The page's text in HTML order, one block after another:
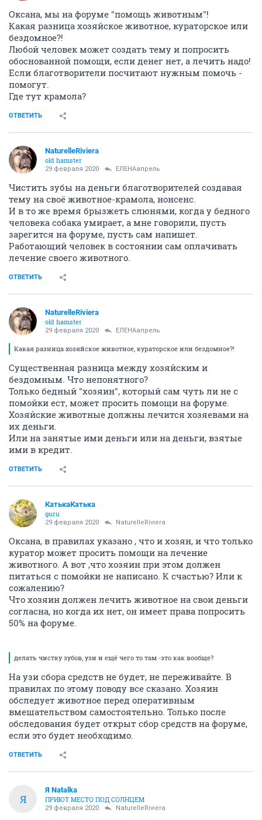
Оксана, мы на форуме "помощь животным"!
Какая разница хозяйское животное, кураторское или
бездомное?!
Любой человек может создать тему и попросить
обоснованной помощи, если денег нет, а лечить надо!
Если благотворители посчитают нужным помочь -
помогут.
Где тут крамола?
ОТВЕТИТЬ
NaturelleRiviera
old hamster
29 февраля 2020 ЕЛЕНАапрель
Чистить зубы на деньги благотворителей создавая
тему на своё животное-крамола, нонсенс.
И в то же время брызжеть слюнями, когда у бедного
человека собака умирает, а мне говорили, пусть
зарегится на форуме, пусть сам напишет.
Работающий человек в состоянии сам оплачивать
лечение своего животного.
ОТВЕТИТЬ
NaturelleRiviera
old hamster
29 февраля 2020 ЕЛЕНАапрель
Какая разница хозяйское животное, кураторское или бездомное?!
Существенная разница между хозяйским и
бездомным. Что непонятного?
Только бедный "хозяин", который сам чуть ли не с
помойки ест, может просить помощи на форуме.
Хозяйские животные должны лечится хозяевами на
их деньги.
Или на занятые ими деньги или на деньги, взятые
ими в кредит.
ОТВЕТИТЬ
КатькаКатька
guru
29 февраля 2020 NaturelleRiviera
Оксана, в правилах указано , что и хозян, и что только
куратор может просить помощи на лечение
животного. А вот ,что хозяин при этом должен
питаться с помойки не написано. К счастью? Или к
сожалению?
Что хозяин должен лечить животное на свои деньги
согласна, но когда их нет, он имеет права попросить
50% на форуме.
делать чистку зубов, узи и ещё чего то там -это как вообще?
На узи сбора средств не будет, не переживайте. В
правилах по этому поводу все сказано. Хозяин
обследует животное перед оперативным
вмешательством самостоятельно. Только после
обследования будет открыт сбор средств на форуме,
если это будет необходимо.
ОТВЕТИТЬ
Я
Я Natalka
ПРИЮТ МЕСТО ПОД СОЛНЦЕМ
29 февраля 2020 NaturelleRiviera